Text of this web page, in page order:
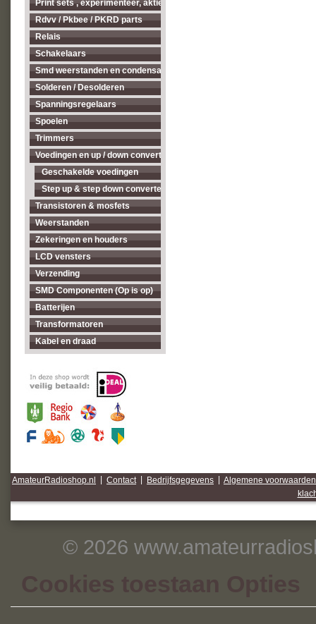
Print sets , experimenteer, aktieve antenne's enz...
Rdvv / Pkbee / PKRD parts
Relais
Schakelaars
Smd weerstanden en condensatoren
Solderen / Desolderen
Spanningsregelaars
Spoelen
Trimmers
Voedingen en up / down converters
Geschakelde voedingen
Step up & step down converters
Transistoren & mosfets
Weerstanden
Zekeringen en houders
LCD vensters
Verzending
SMD Componenten (Op is op)
Batterijen
Transformatoren
Kabel en draad
AmateurRadioshop.nl Contact Bedrijfsgegevens
Algemene voorwaarden
© 2026
Cookies toestaan Opties